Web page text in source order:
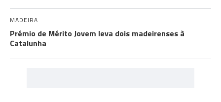
MADEIRA
Prémio de Mérito Jovem leva dois madeirenses à
Catalunha